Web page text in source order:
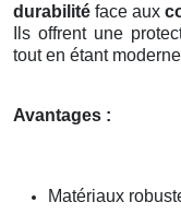
durabilité face aux
Ils offrent une
tout en étant
Avantages :
Matériaux